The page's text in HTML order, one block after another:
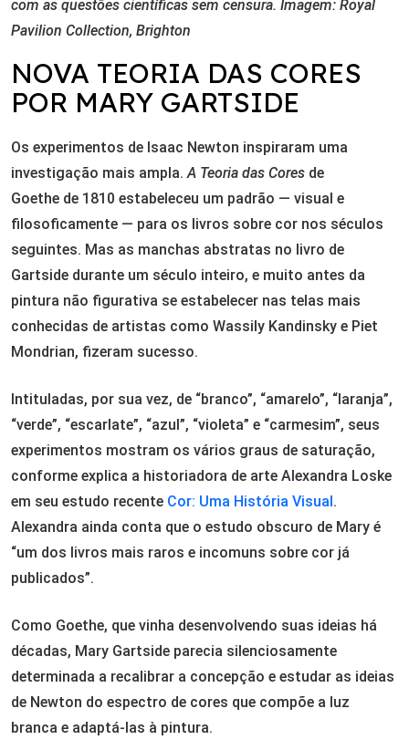
com as questões científicas sem censura. Imagem: Royal
Pavilion Collection, Brighton
NOVA TEORIA DAS CORES
POR MARY GARTSIDE
Os experimentos de Isaac Newton inspiraram uma
investigação mais ampla. A Teoria das Cores de
Goethe de 1810 estabeleceu um padrão — visual e
filosoficamente — para os livros sobre cor nos séculos
seguintes. Mas as manchas abstratas no livro de
Gartside durante um século inteiro, e muito antes da
pintura não figurativa se estabelecer nas telas mais
conhecidas de artistas como Wassily Kandinsky e Piet
Mondrian, fizeram sucesso.
Intituladas, por sua vez, de “branco”, “amarelo”, “laranja”,
“verde”, “escarlate”, “azul”, “violeta” e “carmesim”, seus
experimentos mostram os vários graus de saturação,
conforme explica a historiadora de arte Alexandra Loske
em seu estudo recente Cor: Uma História Visual .
Alexandra ainda conta que o estudo obscuro de Mary é
“um dos livros mais raros e incomuns sobre cor já
publicados”.
Como Goethe, que vinha desenvolvendo suas ideias há
décadas, Mary Gartside parecia silenciosamente
determinada a recalibrar a concepção e estudar as ideias
de Newton do espectro de cores que compõe a luz
branca e adaptá-las à pintura.